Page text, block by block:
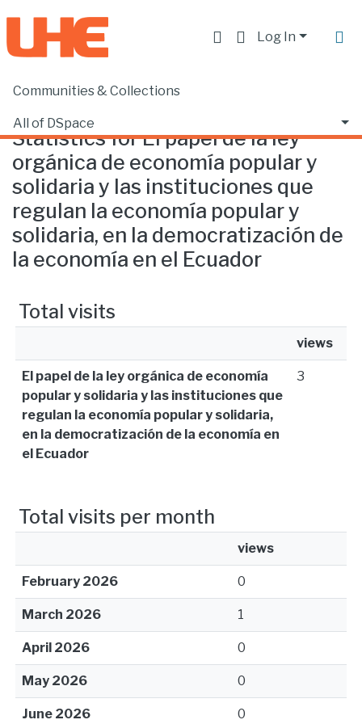
Log In
Communities & Collections
All of DSpace
Home Statistics
Statistics for El papel de la ley
orgánica de economía popular y
solidaria y las instituciones que
regulan la economía popular y
solidaria, en la democratización de
la economía en el Ecuador
Total visits
views
El papel de la ley orgánica de economía
popular y solidaria y las instituciones que
regulan la economía popular y solidaria,
en la democratización de la economía en
el Ecuador
3
Total visits per month
views
February 2026 0
March 2026 1
April 2026 0
May 2026 0
June 2026 0